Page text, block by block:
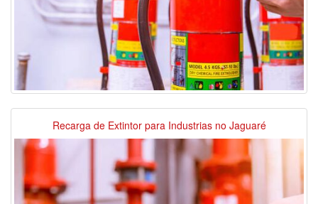
Recarga de Extintor para Industrias no Jaguaré